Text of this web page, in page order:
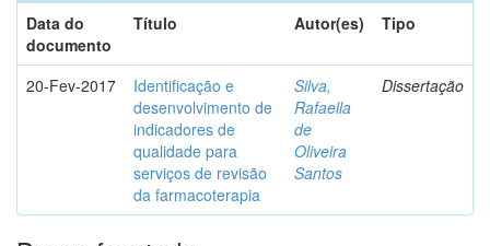
Data do
documento
Título Autor(es) Tipo
20-Fev-2017
Identificação e
desenvolvimento de
indicadores de
qualidade para
serviços de revisão
da farmacoterapia
Silva,
Rafaella
de
Oliveira
Santos
Dissertação